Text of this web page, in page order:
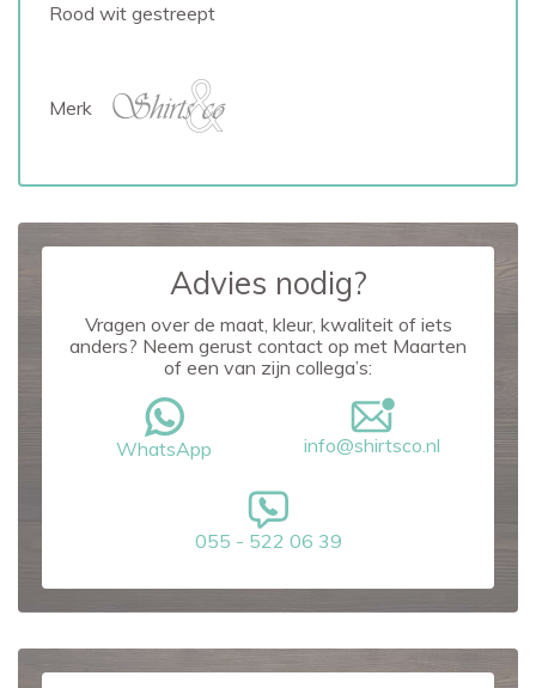
Rood wit gestreept
Merk
Advies nodig?
Vragen over de maat, kleur, kwaliteit of iets
anders? Neem gerust contact op met Maarten
of een van zijn collega’s:
WhatsApp info@shirtsco.nl
055 - 522 06 39